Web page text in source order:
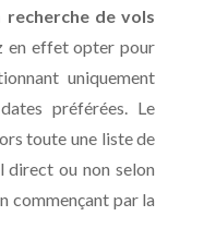
recherche de vols
en effet opter pour
uniquement
préférées. Le
toute une liste de
direct ou non selon
commençant par la